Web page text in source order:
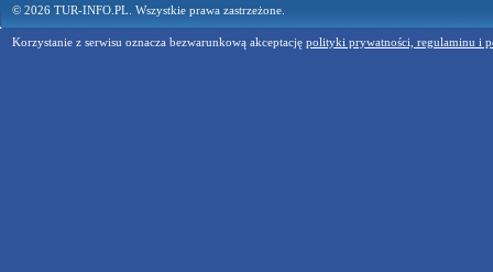
© 2026 TUR-INFO.PL. Wszystkie prawa zastrzeżone.
Korzystanie z serwisu oznacza bezwarunkową akceptację polityki prywatności, regulaminu i